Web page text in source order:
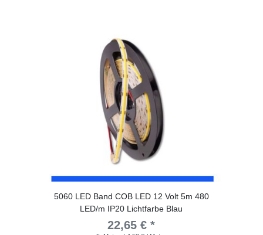
5060 LED Band COB LED 12 Volt 5m 480
LED/m IP20 Lichtfarbe Blau
22,65 € *